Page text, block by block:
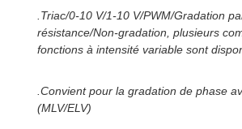
.Triac/0-10 V/1-10 V/PWM/Gradation
résistance/Non-gradation, plusieurs
fonctions à intensité variable sont
.Convient pour la gradation de phase
(MLV/ELV)